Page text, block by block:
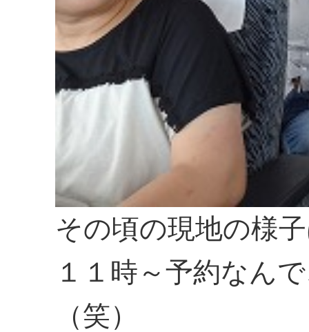
その頃の現地の様
１１時～予約なん
（笑）